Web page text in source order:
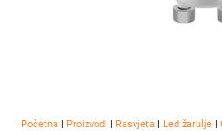
Početna| Proizvodi | Rasvjeta| Led žarulje|